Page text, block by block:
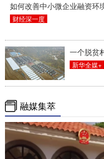
如何改善中小微企业融资环
财经深一度
一个脱贫
新华全媒+
融媒集萃